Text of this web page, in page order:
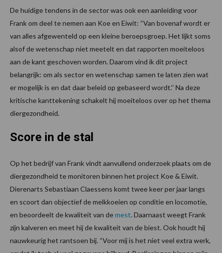
De huidige tendens in de sector was ook een aanleiding voor
Frank om deel te nemen aan Koe en Eiwit: “Van bovenaf wordt er
van alles afgewenteld op een kleine beroepsgroep. Het lijkt soms
alsof de wetenschap niet meetelt en dat rapporten moeiteloos
aan de kant geschoven worden. Daarom vind ik dit project
belangrijk: om als sector en wetenschap samen te laten zien wat
er mogelijk is en dat daar beleid op gebaseerd wordt.’’ Na deze
kritische kanttekening schakelt hij moeiteloos over op het thema
diergezondheid.
Score in de stal
Op het bedrijf van Frank vindt aanvullend onderzoek plaats om de
diergezondheid te monitoren binnen het project Koe & Eiwit.
Dierenarts Sebastiaan Claessens komt twee keer per jaar langs
en scoort dan objectief de melkkoeien op conditie en locomotie,
en beoordeelt de kwaliteit van demest. Daarnaast weegt Frank
zijn kalveren en meet hij de kwaliteit van de biest. Ook houdt hij
nauwkeurig het rantsoen bij. “Voor mij is het niet veel extra werk,